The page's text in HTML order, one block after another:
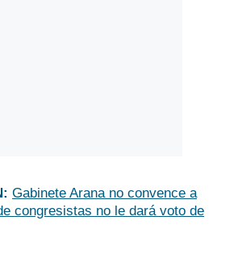
Gabinete Arana no convence a
congresistas no le dará voto de